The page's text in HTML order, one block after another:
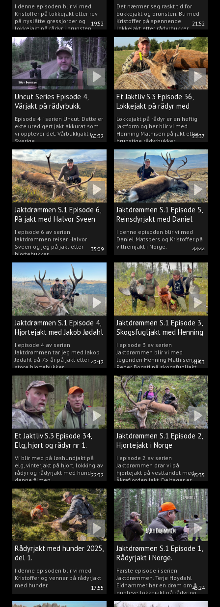
19:52
2025.
I denne episoden blir vi med
Kristoffer på lokkejakt etter rev
på nyslåtte gressjorder og
lokkejakt på rådyr i brunsten.
21:52
Det nærmer seg raskt tid for
bukkejakt og brunsten. Bli med
Kristoffer på spennende
lokkejakt etter rådyrbukker.
60:32
Uncut Series Episode 4,
Vårjakt på rådyrbukk.
Episode 4 i serien Uncut. Dette er
ekte uredigert jakt akkurat som
vi opplever det. Vårbukkjakt i
Sverige.
23:37
Et Jaktliv S.3 Episode 36,
Lokkejakt på rådyr med
Henning Mathisen
Lokkejakt på rådyr er en heftig
jaktform og her blir vi med
Henning Mathisen på jakt etter
brunstige rådyrbukker.
35:09
Jaktdrømmen S.1 Episode 6,
På jakt med Halvor Sveen
I episode 6 av serien
Jaktdrømmen reiser Halvor
Sveen og jeg på jakt etter
hjortebukker.
44:44
Jaktdrømmen S.1 Episode 5,
Reinsdyrjakt med Daniel
Matspers.
I denne episoden blir vi med
Daniel Matspers og Kristoffer på
villreinjakt i Norge.
42:12
Jaktdrømmen S.1 Episode 4,
Hjortejakt med Jakob Jødahl
I episode 4 av serien
Jaktdrømmen tar jeg med Jakob
Jødahl på 75 år på jakt etter
store hjortebukker.
41:53
Jaktdrømmen S.1 Episode 3,
Skogsfugljakt med Henning
og Peder
I episode 3 av serien
Jaktdrømmen blir vi med
legenden Henning Mathisen og
Peder Bogsti på skogsfugljakt.
22:32
Et Jaktliv S.3 Episode 34,
Elg, hjort og rådyr nr 1.
2025
Vi blir med på løshundjakt på
elg, vinterjakt på hjort, lokking av
rådyr og rådyrjakt med hund i
denne filmen.
45:35
Jaktdrømmen S.1 Episode 2,
Hjortejakt i Norge
I episode 2 av serien
Jaktdrømmen drar vi på
hjortejakt på vestlandet med
Åkrafjorden jakt. Deltager er
Michelle Sofi Thomassen.
17:55
Rådyrjakt med hunder 2025,
del 1.
I denne episoden blir vi med
Kristoffer og venner på rådyrjakt
med hunder.
45:24
Jaktdrømmen S.1 Episode 1,
Rådyrjakt i Norge.
Første episode i serien
Jaktdrømmen. Terje Høydahl
Eidhammer har en drøm om å
oppleve lokkejakt på rådyr og
målet vårt er å gjøre den